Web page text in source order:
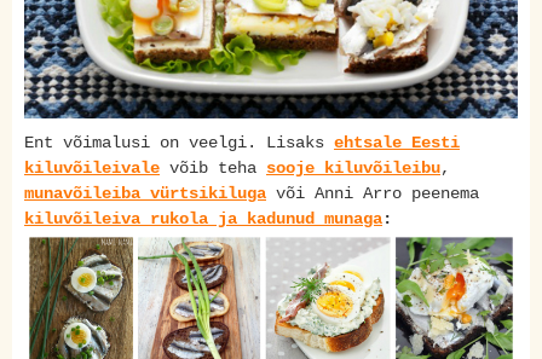
Ent võimalusi on veelgi. Lisaks ehtsale Eesti
kiluvõileivale võib teha sooje kiluvõileibu,
munavõileiba vürtsikiluga või Anni Arro peenema
kiluvõileiva rukola ja kadunud munaga: